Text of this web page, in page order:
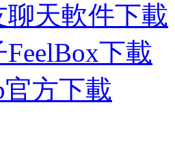
聊天軟件下載
下載
官方下載